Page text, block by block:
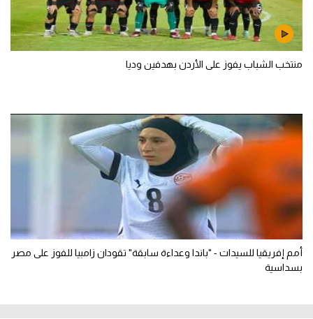
منتخب الشباب يفوز على الأردن بهدفين وديا
أمم إفريقيا للسيدات - "باندا وعداءة سابقة" تقودان زامبيا للفوز على مصر
بسداسية